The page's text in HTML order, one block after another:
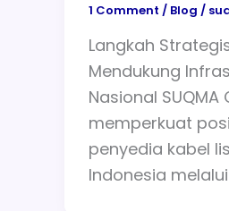
1 Comment / Blog /
Langkah
Mendukung
Nasional
memperkuat
penyedia kabel
Indonesia melalui